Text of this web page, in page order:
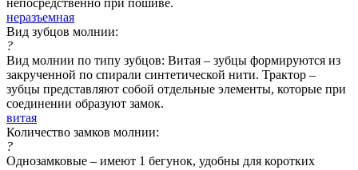
неразъемная
Вид зубцов молнии:
?
Вид молнии по типу зубцов: Витая – зубцы формируются из
закрученной по спирали синтетической нити. Трактор –
зубцы представляют собой отдельные элементы, которые при
соединении образуют замок.
витая
Количество замков молнии:
?
Однозамковые – имеют 1 бегунок, удобны для коротких